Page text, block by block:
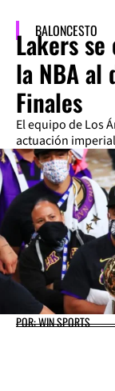
BALONCESTO
Lakers
la NBA al
Finales
El equipo de Los
actuación
POR: WIN SPORTS